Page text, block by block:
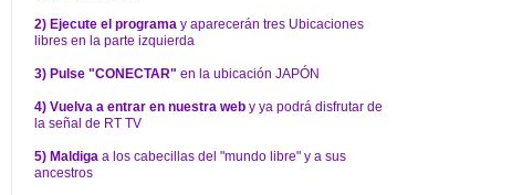
2) Ejecute el programa y aparecerán tres Ubicaciones
libres en la parte izquierda
3) Pulse "CONECTAR" en la ubicación JAPÓN
4) Vuelva a entrar en nuestra web y ya podrá disfrutar de
la señal de RT TV
5) Maldiga a los cabecillas del "mundo libre" y a sus
ancestros